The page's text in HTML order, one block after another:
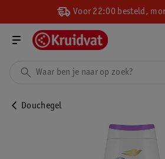
Voor 22:00 besteld,
Douchegel